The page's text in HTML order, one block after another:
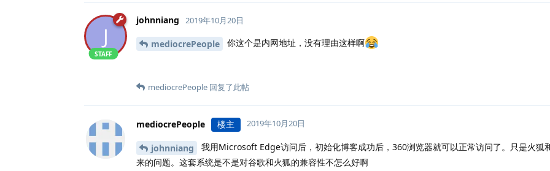
J
johnniang
STAFF
2019年10月20日
mediocrePeople 你这个是内网地址，没有理由这样啊
mediocrePeople 回复了此帖
mediocrePeople 楼主 2019年10月20日
johnniang
我用Microsoft Edge访问后，初始化博客成功后，360浏览器就可以正常访问了。只是火狐
来的问题。这套系统是不是对谷歌和火狐的兼容性不怎么好啊